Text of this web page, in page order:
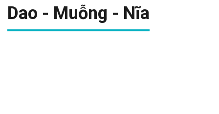
Dao - Muỗng - Nĩa